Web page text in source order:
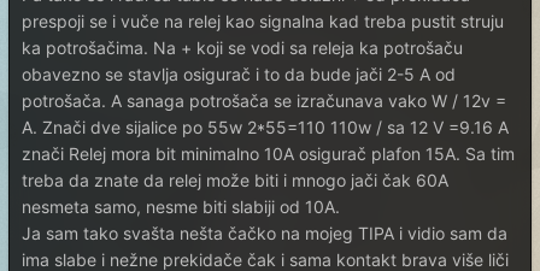
prespoji se i vuče na relej kao signalna kad treba pustit struju
ka potrošačima. Na + koji se vodi sa releja ka potrošaču
obavezno se stavlja osigurač i to da bude jači 2-5 A od
potrošača. A sanaga potrošača se izračunava vako W / 12v =
A. Znači dve sijalice po 55w 2*55=110 110w / sa 12 V =9.16 A
znači Relej mora bit minimalno 10A osigurač plafon 15A. Sa tim
treba da znate da relej može biti i mnogo jači čak 60A
nesmeta samo, nesme biti slabiji od 10A.
Ja sam tako svašta nešta čačko na mojeg TIPA i vidio sam da
ima slabe i nežne prekidače čak i sama kontakt brava više liči